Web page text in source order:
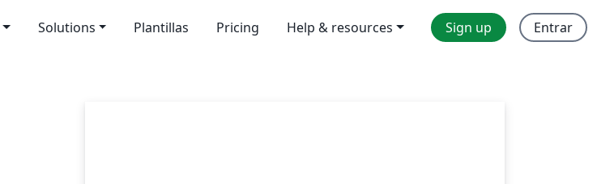
Solutions Plantillas Pricing Help & resources Sign up Entrar